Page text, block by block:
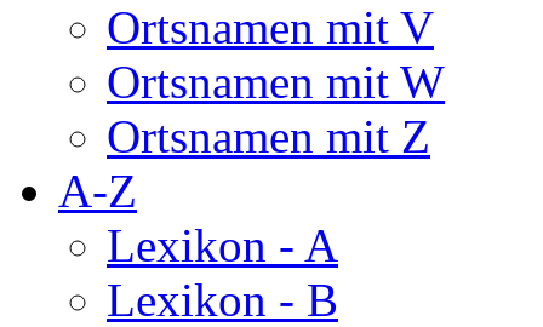
Ortsnamen mit V
Ortsnamen mit W
Ortsnamen mit Z
A-Z
Lexikon - A
Lexikon - B